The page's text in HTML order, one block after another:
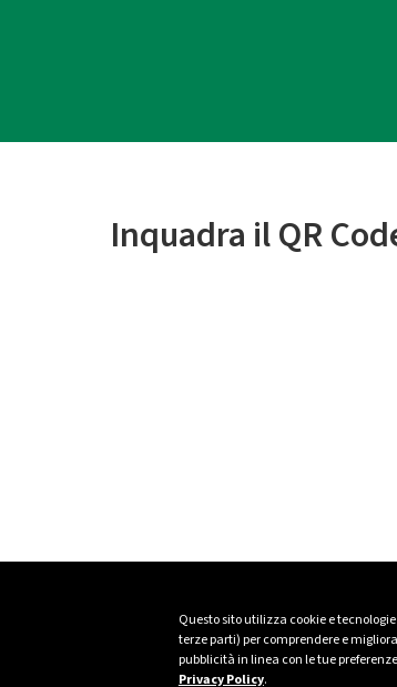
Questo sito utilizza cookie e
terze parti) per comprendere e
pubblicità in linea con le tue
Privacy Policy.
Inquadra il QR